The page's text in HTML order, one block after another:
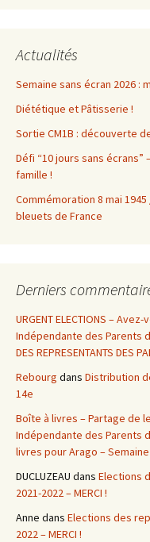
Actualités
Semaine sans écran 2026 :
Diététique et Pâtisserie !
Sortie CM1B : découverte
Défi “10 jours sans écrans”
famille !
Commémoration 8 mai
bleuets de France
Derniers
URGENT ELECTIONS –
Indépendante des Parents
DES REPRESENTANTS DES
Rebourg dans Distribution
14e
Boîte à livres – Partage de
Indépendante des Parents
livres pour Arago –
DUCLUZEAU dans Elections
2021-2022 – MERCI !
Anne dans Elections des
2022 – MERCI !